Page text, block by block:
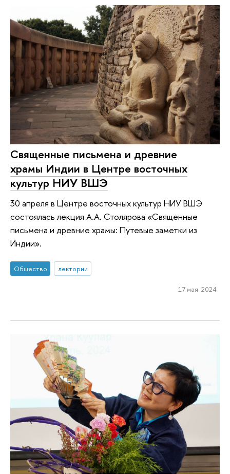
Священные письмена и древние
храмы Индии в Центре восточных
культур НИУ ВШЭ
30 апреля в Центре восточных культур НИУ ВШЭ
состоялась лекция А.А. Столярова «Священные
письмена и древние храмы: Путевые заметки из
Индии».
Общество лектории
17 мая 2024